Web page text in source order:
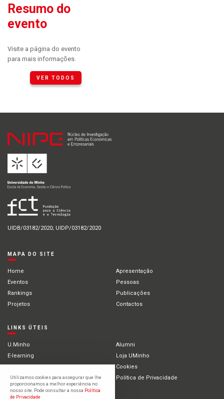
Resumo do
evento
Visite a página do evento
para mais informações.
VER TODOS
UIDB/03182/2020; UIDP/03182/2020
MAPA DO SITE
Home
Apresentação
Eventos
Pessoas
Rankings
Publicações
Projetos
Contactos
LINKS ÚTEIS
U.Minho
Alumni
E-learning
Loja UMinho
Cookies
Intranet
Política de Privacidade
Estudantes Internacionais
Utilizamos cookies para assegurar que lhe
proporcionamos a melhor experiência no
nosso site. Pode consultar a nossa Política
de Privacidade